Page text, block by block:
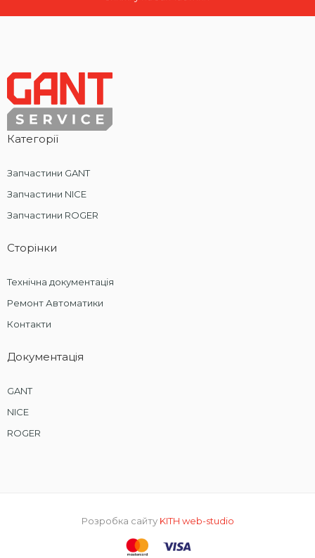
Категорії
Запчастини GANT
Запчастини NICE
Запчастини ROGER
Сторінки
Технічна документація
Ремонт Автоматики
Контакти
Документація
GANT
NICE
ROGER
Розробка сайту KITH web-studio